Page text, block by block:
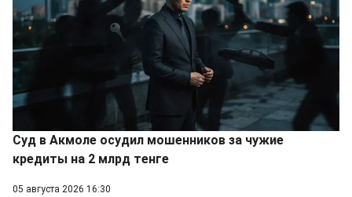
Суд в Акмоле осудил мошенников за чужие
кредиты на 2 млрд тенге
05 августа 2026 16:30